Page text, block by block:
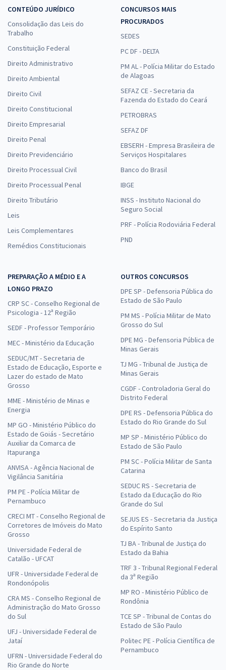
CONTEÚDO JURÍDICO
Consolidação das Leis do
Trabalho
Constituição Federal
Direito Administrativo
Direito Ambiental
Direito Civil
Direito Constitucional
Direito Empresarial
Direito Penal
Direito Previdenciário
Direito Processual Civil
Direito Processual Penal
Direito Tributário
Leis
Leis Complementares
Remédios Constitucionais
CONCURSOS MAIS
PROCURADOS
SEDES
PC DF - DELTA
PM AL - Polícia Militar do Estado
de Alagoas
SEFAZ CE - Secretaria da
Fazenda do Estado do Ceará
PETROBRAS
SEFAZ DF
EBSERH - Empresa Brasileira de
Serviços Hospitalares
Banco do Brasil
IBGE
INSS - Instituto Nacional do
Seguro Social
PRF - Polícia Rodoviária Federal
PND
PREPARAÇÃO A MÉDIO E A
LONGO PRAZO
CRP SC - Conselho Regional de
Psicologia - 12ª Região
SEDF - Professor Temporário
MEC - Ministério da Educação
SEDUC/MT - Secretaria de
Estado de Educação, Esporte e
Lazer do estado de Mato
Grosso
MME - Ministério de Minas e
Energia
MP GO - Ministério Público do
Estado de Goiás - Secretário
Auxiliar da Comarca de
Itapuranga
ANVISA - Agência Nacional de
Vigilância Sanitária
PM PE - Polícia Militar de
Pernambuco
CRECI MT - Conselho Regional de
Corretores de Imóveis do Mato
Grosso
Universidade Federal de
Catalão - UFCAT
UFR - Universidade Federal de
Rondonópolis
CRA MS - Conselho Regional de
Administração do Mato Grosso
do Sul
UFJ - Universidade Federal de
Jataí
UFRN - Universidade Federal do
Rio Grande do Norte
OUTROS CONCURSOS
DPE SP - Defensoria Pública do
Estado de São Paulo
PM MS - Polícia Militar de Mato
Grosso do Sul
DPE MG - Defensoria Pública de
Minas Gerais
TJ MG - Tribunal de Justiça de
Minas Gerais
CGDF - Controladoria Geral do
Distrito Federal
DPE RS - Defensoria Pública do
Estado do Rio Grande do Sul
MP SP - Ministério Público do
Estado de São Paulo
PM SC - Polícia Militar de Santa
Catarina
SEDUC RS - Secretaria de
Estado da Educação do Rio
Grande do Sul
SEJUS ES - Secretaria da Justiça
do Espírito Santo
TJ BA - Tribunal de Justiça do
Estado da Bahia
TRF 3 - Tribunal Regional Federal
da 3ª Região
MP RO - Ministério Público de
Rondônia
TCE SP - Tribunal de Contas do
Estado de São Paulo
Politec PE - Polícia Científica de
Pernambuco